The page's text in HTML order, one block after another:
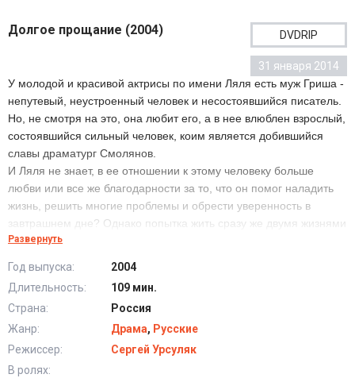
Долгое прощание (2004) DVDRIP
31 января 2014
У молодой и красивой актрисы по имени Ляля есть муж Гриша -
непутевый, неустроенный человек и несостоявшийся писатель.
Но, не смотря на это, она любит его, а в нее влюблен взрослый,
состоявшийся сильный человек, коим является добившийся
славы драматург Смолянов.
И Ляля не знает, в ее отношении к этому человеку больше
любви или все же благодарности за то, что он помог наладить
жизнь, решить многие проблемы и обрести уверенность в
завтрашнем дне? Однако попытка жить сразу же двумя жизнями
приводит к краху всех участников этого любовного
Развернуть
Год выпуска:
2004
Длительность:
109 мин.
Страна:
Россия
Жанр:
Драма, Русские
Режиссер:
Сергей Урсуляк
В ролях: